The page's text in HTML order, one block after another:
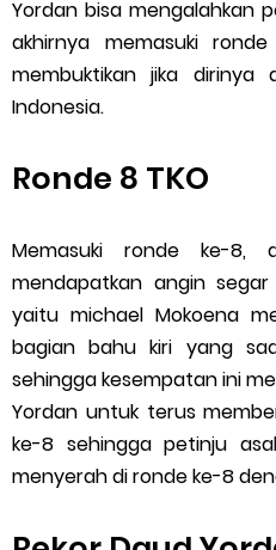
Yordan bisa mengalahkan
akhirnya memasuki
membuktikan jika
Indonesia.
Ronde 8 TKO
Memasuki ronde ke-8,
mendapatkan angin
yaitu michael Mokoena
bagian bahu kiri yang
sehingga kesempatan ini
Yordan untuk terus
ke-8 sehingga petinju
menyerah di ronde ke-8